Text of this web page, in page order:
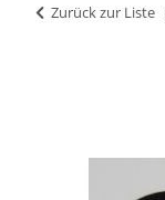
Zurück zur Liste